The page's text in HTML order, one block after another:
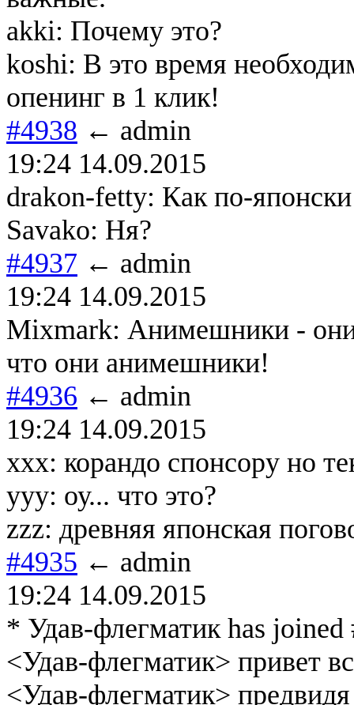
akki: Почему это?
koshi: В это время
опенинг в 1 клик!
#4938 ← admin
19:24 14.09.2015
drakon-fetty: Как по-
Savako: Ня?
#4937 ← admin
19:24 14.09.2015
Mixmark: Анимешники -
что они анимешники!
#4936 ← admin
19:24 14.09.2015
xxx: корандо спонсору но
yyy: оу... что это?
zzz: древняя японская
#4935 ← admin
19:24 14.09.2015
* Удав-флегматик has joined
<Удав-флегматик> привет
<Удав-флегматик>